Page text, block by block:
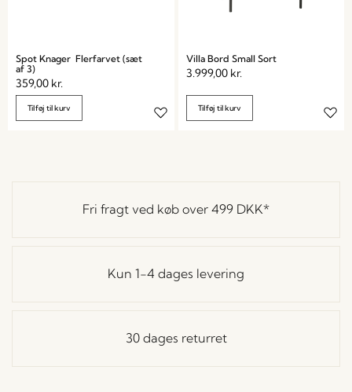
Spot Knager Flerfarvet (sæt
af 3)
359,00 kr.
Tilføj til kurv
Villa Bord Small Sort
3.999,00 kr.
Tilføj til kurv
Fri fragt ved køb over 499 DKK*
Kun 1-4 dages levering
30 dages returret